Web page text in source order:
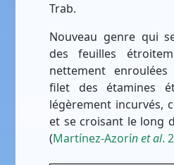
Trab.
Nouveau genre qui
des feuilles
nettement
filet des étamines
légèrement incurvés,
et se croisant le long
(Martínez-Azorín et al.